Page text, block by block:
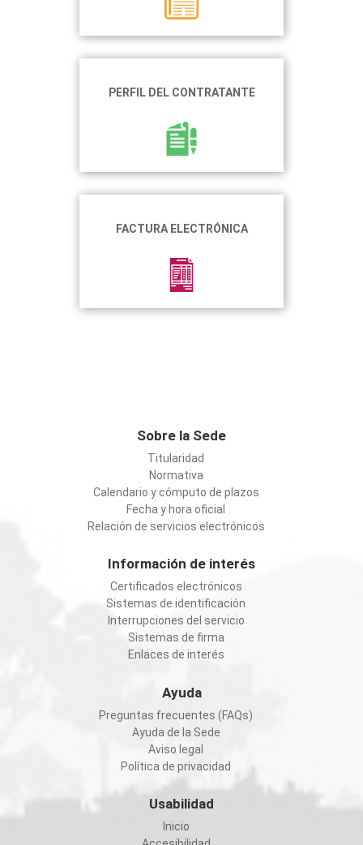
PERFIL DEL CONTRATANTE
FACTURA ELECTRÓNICA
Sobre la Sede
Titularidad
Normativa
Calendario y cómputo de plazos
Fecha y hora oficial
Relación de servicios electrónicos
Información de interés
Certificados electrónicos
Sistemas de identificación
Interrupciones del servicio
Sistemas de firma
Enlaces de interés
Ayuda
Preguntas frecuentes (FAQs)
Ayuda de la Sede
Aviso legal
Política de privacidad
Usabilidad
Inicio